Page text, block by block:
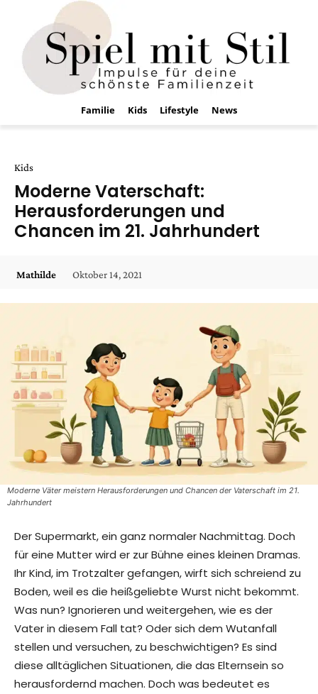
Familie Kids Lifestyle News
Kids
Moderne Vaterschaft:
Herausforderungen und
Chancen im 21. Jahrhundert
Mathilde Oktober 14, 2021
Moderne Väter meistern Herausforderungen und Chancen der Vaterschaft im 21.
Jahrhundert
Der Supermarkt, ein ganz normaler Nachmittag. Doch
für eine Mutter wird er zur Bühne eines kleinen Dramas.
Ihr Kind, im Trotzalter gefangen, wirft sich schreiend zu
Boden, weil es die heißgeliebte Wurst nicht bekommt.
Was nun? Ignorieren und weitergehen, wie es der
Vater in diesem Fall tat? Oder sich dem Wutanfall
stellen und versuchen, zu beschwichtigen? Es sind
diese alltäglichen Situationen, die das Elternsein so
herausfordernd machen. Doch was bedeutet es